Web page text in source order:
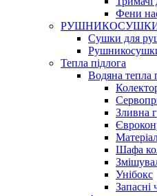
Фени
Сушки для
Тепла підлога
Водяна тепла
Зливна
Шафа
Унібокс
Запасні